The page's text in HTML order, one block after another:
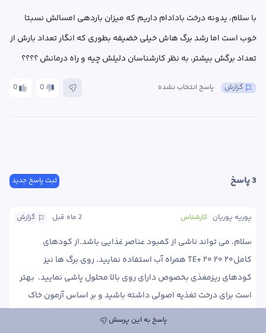
تعداد برگش بیشتر، به نظر کارشناسان دلیلش چیه و راه درمانش ؟؟؟؟
0 0 پاسخ انتخاب نشده گزارش
ثبت پاسخ جدید 3 پاسخ
گزارش 2 ماه قبل کارشناس پوریه پوریان
پاسخ به این پرسش